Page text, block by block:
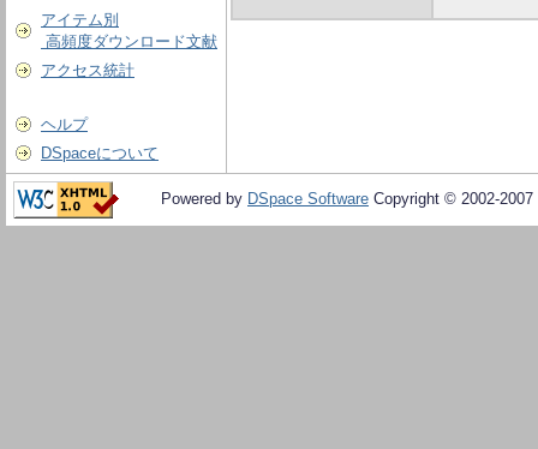
アイテム別
高頻度ダウンロード文献
アクセス統計
ヘルプ
DSpaceについて
Powered by DSpace Software Copyright © 2002-2007